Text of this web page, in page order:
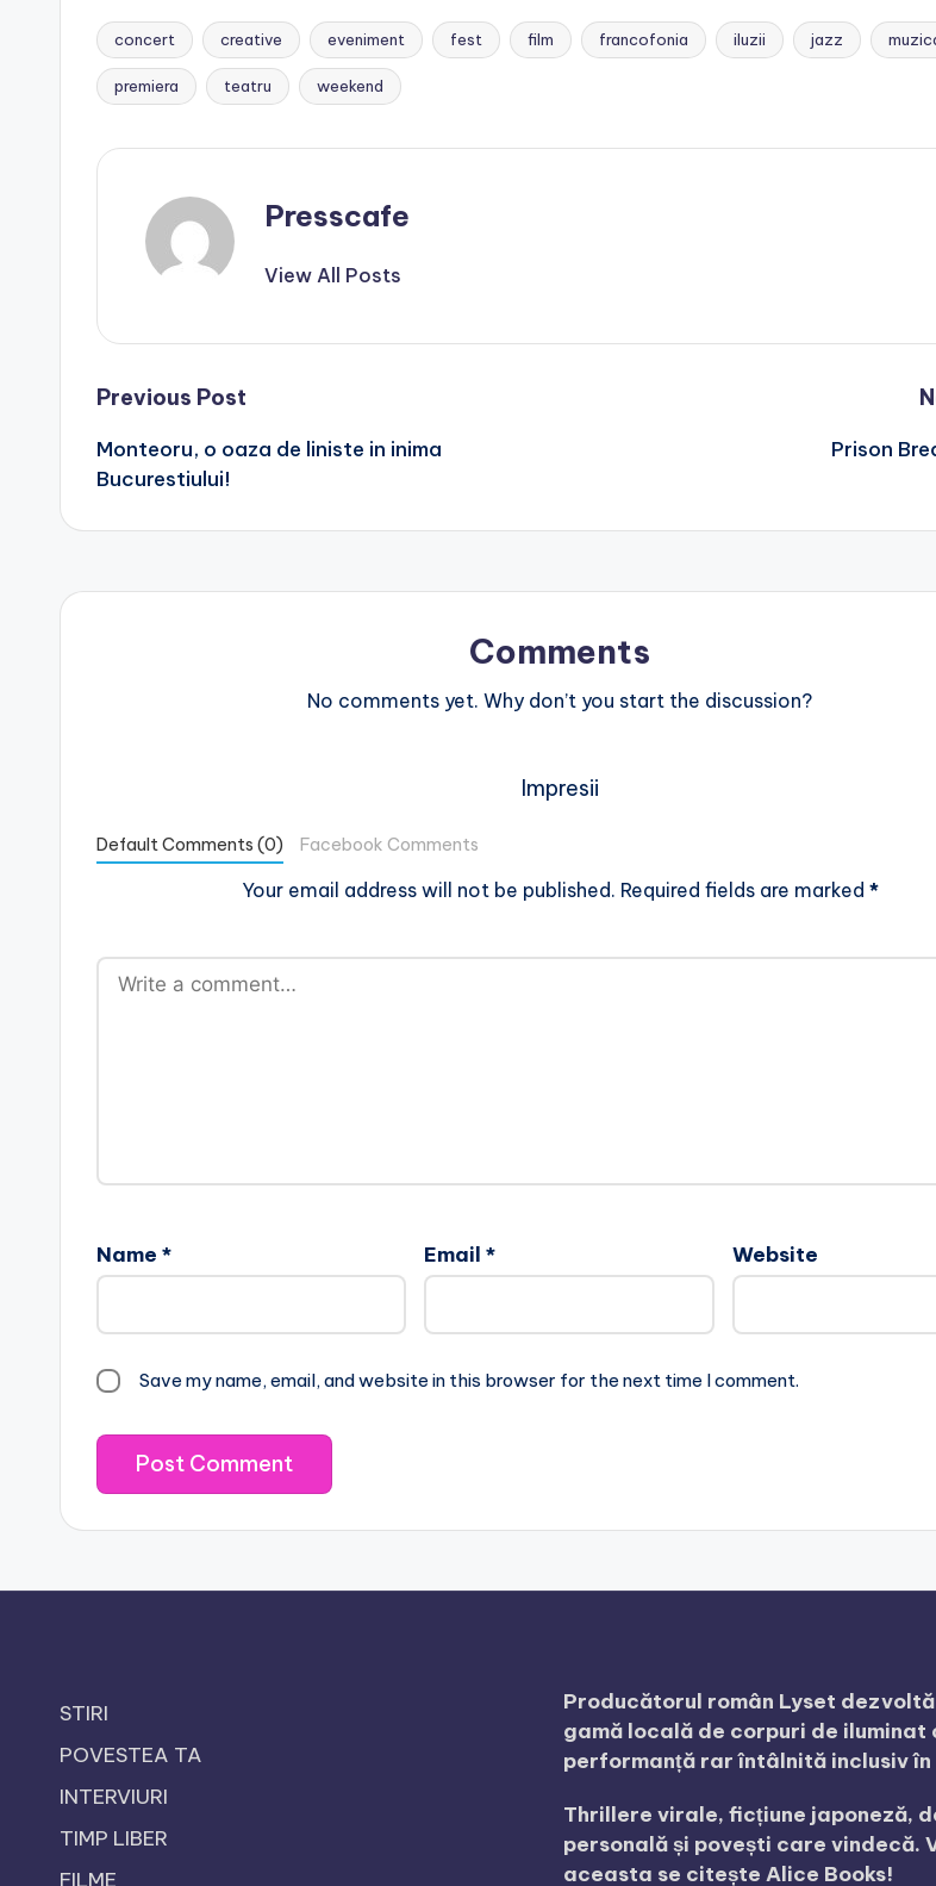
Tags:
concert creative eveniment fest film francofonia iluzii jazz
premiera teatru weekend
Presscafe
View All Posts
Post
navigation
Previous Post
Monteoru, o oaza de liniste in inima
Bucurestiului!
Prison
Comments
No comments yet. Why don’t you start the discussion?
Impresii
Default Comments (0) Facebook Comments
Your email address will not be published. Required fields are marked *
Name * Email * Website
Save my name, email, and website in this browser for the next time I comment.
STIRI
POVESTEA TA
INTERVIURI
TIMP LIBER
FILME
Producătorul român Lyset
gamă locală de corpuri de iluminat
performanță rar întâlnită inclusiv în
Thrillere virale, ficțiune japoneză,
personală și povești care vindecă.
aceasta se citește Alice Books!